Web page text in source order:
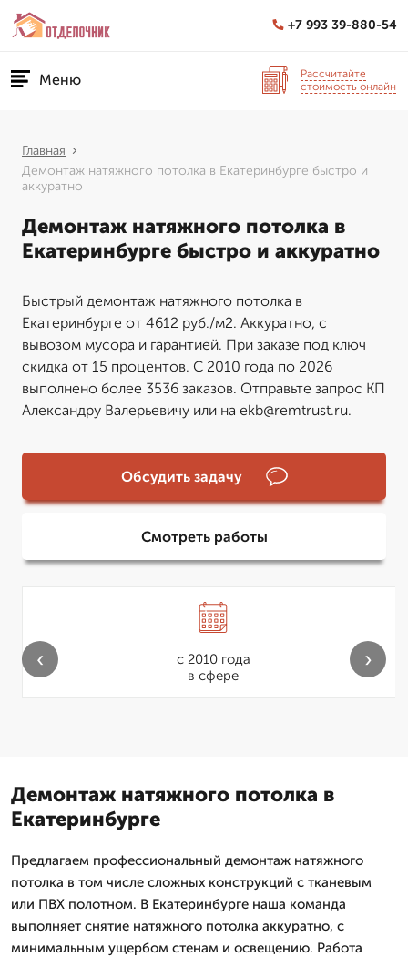
+7 993 39-880-54
Меню
Рассчитайте
стоимость онлайн
Главная
Демонтаж натяжного потолка в Екатеринбурге быстро и
аккуратно
Демонтаж натяжного потолка в
Екатеринбурге быстро и аккуратно
Быстрый демонтаж натяжного потолка в
Екатеринбурге от 4612 руб./м2. Аккуратно, с
вывозом мусора и гарантией. При заказе под ключ
скидка от 15 процентов. С 2010 года по 2026
выполнено более 3536 заказов. Отправьте запрос КП
Александру Валерьевичу или на ekb@remtrust.ru.
Обсудить задачу
Смотреть работы
с 2010 года
в сфере
‹ ›
Демонтаж натяжного потолка в
Екатеринбурге
Предлагаем профессиональный демонтаж натяжного
потолка в том числе сложных конструкций с тканевым
или ПВХ полотном. В Екатеринбурге наша команда
выполняет снятие натяжного потолка аккуратно, с
минимальным ущербом стенам и освещению. Работа